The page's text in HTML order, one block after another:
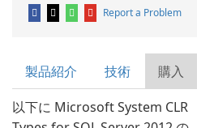
Report a Problem
製品紹介 技術 購入
以下に Microsoft System CLR